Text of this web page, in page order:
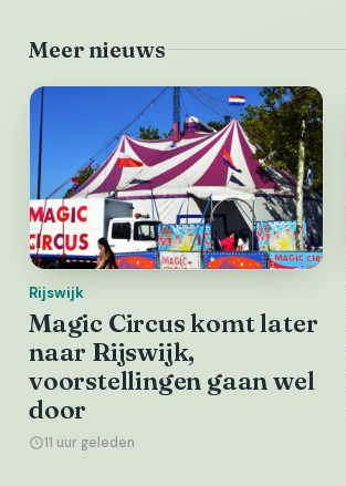
Meer nieuws
Rijswijk
Magic Circus komt later
naar Rijswijk,
voorstellingen gaan wel
door
11 uur geleden